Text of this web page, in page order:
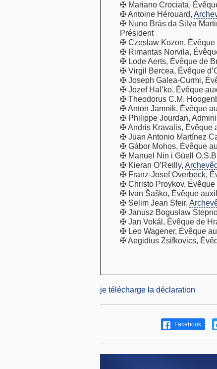
✠ Mariano Crociata,
✠ Antoine Hérouard,
✠ Nuno Brás da Silva
Président
✠ Czeslaw Kozon,
✠ Rimantas Norvila,
✠ Lode Aerts, Évêque de
✠ Virgil Bercea, Évêque
✠ Joseph Galea-Curmi,
✠ Jozef Hal’ko, Évêque
✠ Theodorus C.M.
✠ Anton Jamnik, Évêque
✠ Philippe Jourdan,
✠ Andris Kravalis, Évêque
✠ Juan Antonio Martínez
✠ Gábor Mohos, Évêque
✠ Manuel Nin i Güell
✠ Kieran O’Reilly,
✠ Franz-Josef Overbeck,
✠ Christo Proykov,
✠ Ivan Šaško, Évêque
✠ Selim Jean Sfeir,
✠ Janusz Bogusław
✠ Jan Vokál, Évêque de
✠ Leo Wagener, Évêque
✠ Aegidius Zsifkovics,
je télécharge la déclaration
Facebook